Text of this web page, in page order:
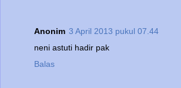
Anonim 3 April 2013 pukul 07.44
neni astuti hadir pak
Balas